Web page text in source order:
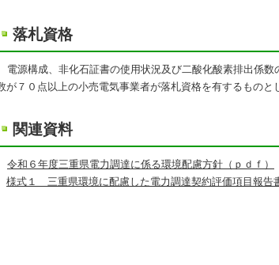
落札資格
電源構成、非化石証書の使用状況及び二酸化酸素排出係
が７０点以上の小売電気事業者が落札資格を有するものと
関連資料
令和６年度三重県電力調達に係る環境配慮方針（ｐｄｆ）
様式１ 三重県環境に配慮した電力調達契約評価項目報告